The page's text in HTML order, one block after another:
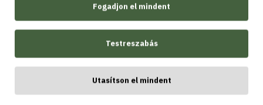
Fogadjon el mindent
Testreszabás
Utasítson el mindent